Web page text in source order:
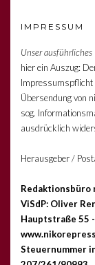
IMPRESSUM
Unser
hier ein Auszug:
Impressumspflicht
Übersendung von
sog.
ausdrücklich
Herausgeber /
Redaktionsbüro
ViSdP: Oliver
Hauptstraße 55
Steuernummer